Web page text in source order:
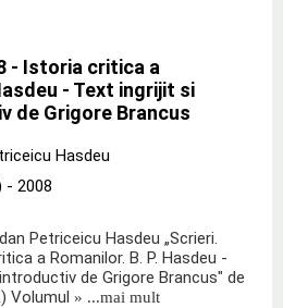
- Istoria critica a
- Text ingrijit si
de Grigore Brancus
Hasdeu
- 2008
Petriceicu Hasdeu „Scrieri.
a Romanilor. B. P. Hasdeu -
de Grigore Brancus" de
Volumul » ...mai mult